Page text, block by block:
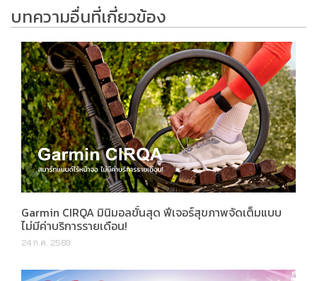
บทความอื่นที่เกี่ยวข้อง
Garmin CIRQA มินิมอลขั้นสุด ฟีเจอร์สุขภาพจัดเต็มแบบ
ไม่มีค่าบริการรายเดือน!
24 ก.ค. 2569